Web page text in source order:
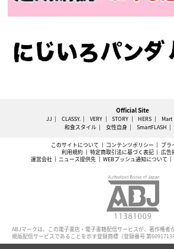
Official Site
JJ CLASSY. VERY STORY HERS Mart
和食スタイル
女性自身 SmartFLASH
このサイトについて コンテンツポリシー
プラ
利用規約
特定商取引法に基づく表記
広告
運営会社
ニュース提供先 WEBプッシュ通知について
ABJマークは、この電子書店・電子書籍配信サービスが、著作権者
規版配信サービスであることを示す登録商標（登録番号 第6091713